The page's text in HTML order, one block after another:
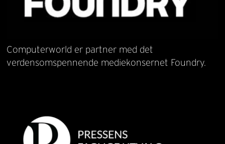
Computerworld er partner med det
verdensomspennende mediekonsernet Foundry.